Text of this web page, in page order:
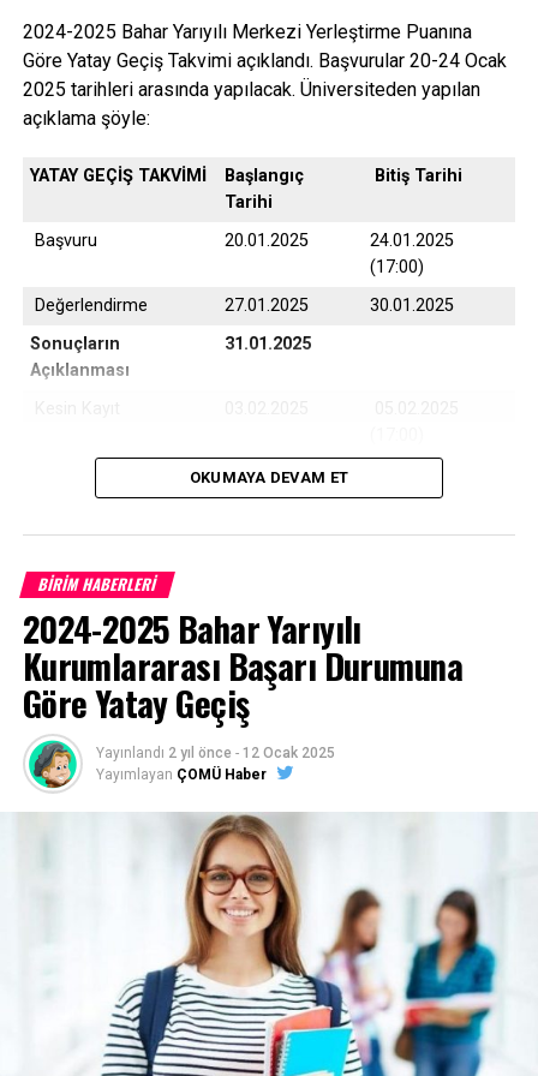
İLIŞKILI BAŞLIKLAR:
BIR SONRAKI
ÇOMÜ TASAVVUF TOPLULUĞU BÜYÜLEDİ
KAÇIRMAYIN
2024-2025 Bahar Yarıyılı Merkezi Yerleştirme Puanına
Göre Yatay Geçiş Takvimi açıklandı. Başvurular 20-24 Ocak
2025 tarihleri arasında yapılacak. Üniversiteden yapılan
açıklama şöyle:
YATAY GEÇİŞ TAKVİMİ
Başlangıç
Tarihi
Bitiş Tarihi
Başvuru 20.01.2025
24.01.2025
(17:00)
Değerlendirme
27.01.2025
30.01.2025
Sonuçların
Açıklanması
31.01.2025
06.02.2025
(17:00)
program taban puanları içinTIKLAYINIZ
Başvurularhttps://ubys.comu.edu.tr/adresinden belirtilen
tarihler arasında online (internet) olarak yapılacaktır.
(Posta ile başvuru alınmayacaktır)
1- Merkezi Yerleştirme Puanı İle Yatay Geçiş Online
(İnternet) Başvurusunda Bulunan Öğrencilerden
İstenen Belgeler
OKUMAYA DEVAM ET
BİRİM HABERLERİ
2024-2025 Bahar Yarıyılı
Kurumlararası Başarı Durumuna
Göre Yatay Geçiş
Yayınlandı 2 yıl önce - 12 Ocak 2025
Yayımlayan ÇOMÜ Haber